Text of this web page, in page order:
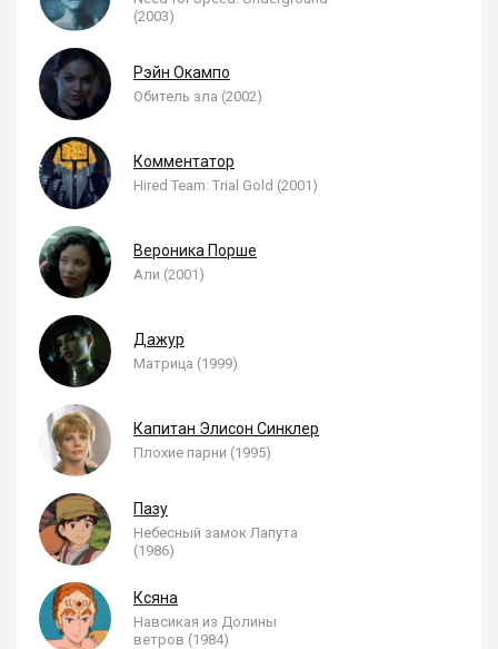
(2003)
Рэйн Окампо
Обитель зла (2002)
Комментатор
Hired Team: Trial Gold (2001)
Вероника Порше
Али (2001)
Дажур
Матрица (1999)
Капитан Элисон Синклер
Плохие парни (1995)
Пазу
Небесный замок Лапута
(1986)
Ксяна
Навсикая из Долины
ветров (1984)